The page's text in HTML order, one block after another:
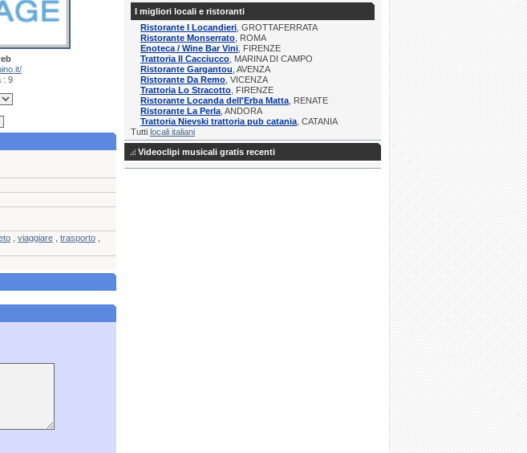
: 9
viaggiare trasporto
I migliori locali e ristoranti
Ristorante I Locandieri , GROTTAFERRATA
Ristorante Monserrato , ROMA
Enoteca / Wine Bar Vini , FIRENZE
Trattoria Il Cacciucco , MARINA DI CAMPO
Ristorante Gargantou , AVENZA
Ristorante Da Remo , VICENZA
Trattoria Lo Stracotto , FIRENZE
Ristorante Locanda dell'Erba Matta , RENATE
Ristorante La Perla , ANDORA
Trattoria Nievski trattoria pub catania , CATANIA
Tutti locali italiani
Videoclipi musicali gratis recenti